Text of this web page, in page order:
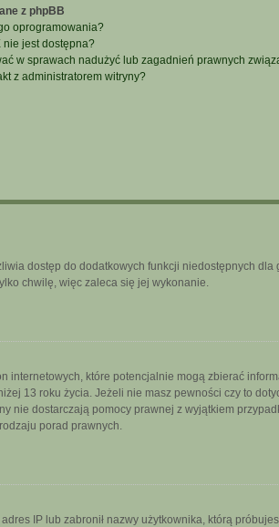
z phpBB
oprogramowania?
nie jest dostępna?
w sprawach nadużyć lub zagadnień prawnych
z administratorem witryny?
dostęp do dodatkowych funkcji niedostępnych dla
chwilę, więc zaleca się jej wykonanie.
internetowych, które potencjalnie mogą zbierać
13 roku życia. Jeżeli nie masz pewności czy to
nie dostarczają pomocy prawnej z wyjątkiem
porad prawnych.
IP lub zabronił nazwy użytkownika, którą